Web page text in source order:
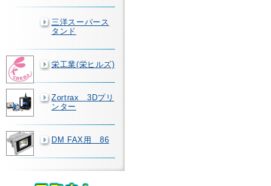
三洋スーパース
タンド
栄工業(栄ヒルズ)
Zortrax 3Dプリ
ンター
DM FAX用 86